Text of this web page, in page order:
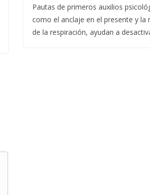
Pautas de primeros auxilios
como el anclaje en el presente y la
de la respiración, ayudan a